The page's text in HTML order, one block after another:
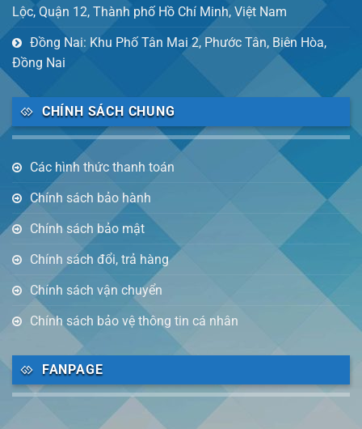
Lộc, Quận 12, Thành phố Hồ Chí Minh, Việt Nam
Đồng Nai: Khu Phố Tân Mai 2, Phước Tân, Biên Hòa,
Đồng Nai
CHÍNH SÁCH CHUNG
Các hình thức thanh toán
Chính sách bảo hành
Chính sách bảo mật
Chính sách đổi, trả hàng
Chính sách vận chuyển
Chính sách bảo vệ thông tin cá nhân
FANPAGE